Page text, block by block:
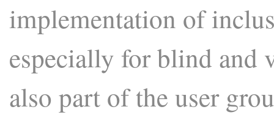
implementation of
especially for blind and
also part of the user